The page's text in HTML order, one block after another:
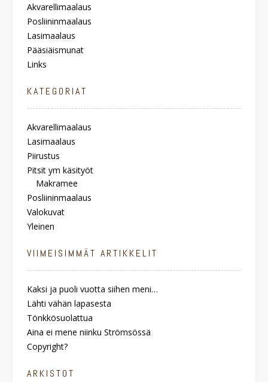
Akvarellimaalaus
Posliininmaalaus
Lasimaalaus
Pääsiäismunat
Links
KATEGORIAT
Akvarellimaalaus
Lasimaalaus
Piirustus
Pitsit ym käsityöt
Makramee
Posliininmaalaus
Valokuvat
Yleinen
VIIMEISIMMÄT ARTIKKELIT
Kaksi ja puoli vuotta siihen meni…
Lähti vähän lapasesta
Tönkkösuolattua
Aina ei mene niinku Strömsössä
Copyright?
ARKISTOT